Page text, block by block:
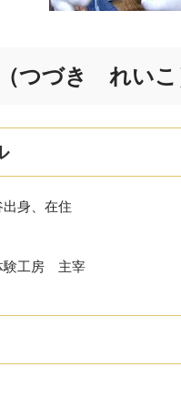
つづき れいこ
身、在住
工房 主宰